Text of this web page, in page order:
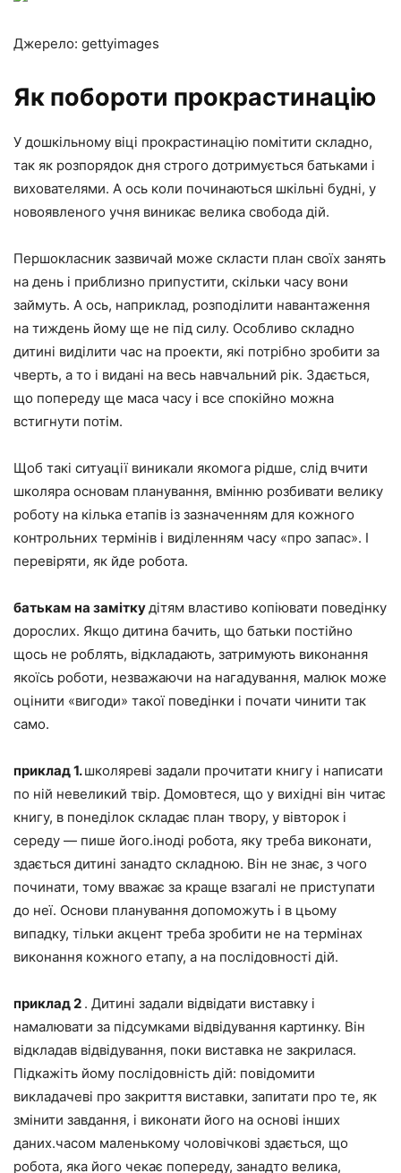
Джерело: gettyimages
Як побороти прокрастинацію
У дошкільному віці прокрастинацію помітити складно,
так як розпорядок дня строго дотримується батьками і
вихователями. А ось коли починаються шкільні будні, у
новоявленого учня виникає велика свобода дій.
Першокласник зазвичай може скласти план своїх занять
на день і приблизно припустити, скільки часу вони
займуть. А ось, наприклад, розподілити навантаження
на тиждень йому ще не під силу. Особливо складно
дитині виділити час на проекти, які потрібно зробити за
чверть, а то і видані на весь навчальний рік. Здається,
що попереду ще маса часу і все спокійно можна
встигнути потім.
Щоб такі ситуації виникали якомога рідше, слід вчити
школяра основам планування, вмінню розбивати велику
роботу на кілька етапів із зазначенням для кожного
контрольних термінів і виділенням часу «про запас». І
перевіряти, як йде робота.
батькам на заміткудітям властиво копіювати поведінку
дорослих. Якщо дитина бачить, що батьки постійно
щось не роблять, відкладають, затримують виконання
якоїсь роботи, незважаючи на нагадування, малюк може
оцінити «вигоди» такої поведінки і почати чинити так
само.
приклад 1.школяреві задали прочитати книгу і написати
по ній невеликий твір. Домовтеся, що у вихідні він читає
книгу, в понеділок складає план твору, у вівторок і
середу — пише його.іноді робота, яку треба виконати,
здається дитині занадто складною. Він не знає, з чого
починати, тому вважає за краще взагалі не приступати
до неї. Основи планування допоможуть і в цьому
випадку, тільки акцент треба зробити не на термінах
виконання кожного етапу, а на послідовності дій.
приклад 2 . Дитині задали відвідати виставку і
намалювати за підсумками відвідування картинку. Він
відкладав відвідування, поки виставка не закрилася.
Підкажіть йому послідовність дій: повідомити
викладачеві про закриття виставки, запитати про те, як
змінити завдання, і виконати його на основі інших
даних.часом маленькому чоловічкові здається, що
робота, яка його чекає попереду, занадто велика,